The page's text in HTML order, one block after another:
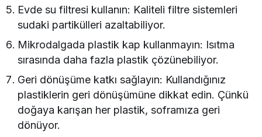
Evde su filtresi kullanın: Kaliteli filtre sistemleri
sudaki partikülleri azaltabiliyor.
Mikrodalgada plastik kap kullanmayın: Isıtma
sırasında daha fazla plastik çözünebiliyor.
Geri dönüşüme katkı sağlayın: Kullandığınız
plastiklerin geri dönüşümüne dikkat edin. Çünkü
doğaya karışan her plastik, soframıza geri
dönüyor.